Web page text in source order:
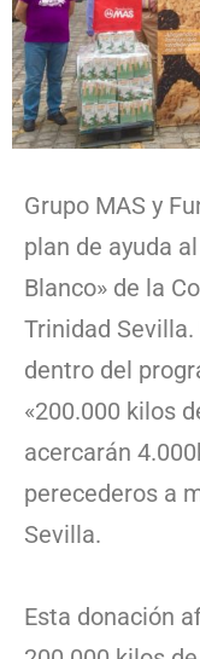
Grupo MAS y
plan de ayuda
Blanco» de la
Trinidad
dentro del
«200.000 kilos
acercarán
perecederos a
Sevilla.
Esta donación